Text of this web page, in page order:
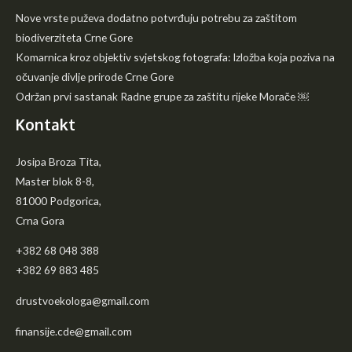
Nove vrste puževa dodatno potvrđuju potrebu za zaštitom
biodiverziteta Crne Gore
Komarnica kroz objektiv svjetskog fotografa: Izložba koja poziva na
očuvanje divlje prirode Crne Gore
Održan prvi sastanak Radne grupe za zaštitu rijeke Morače ￼
Kontakt
Josipa Broza Tita,
Master blok 8-8,
81000 Podgorica,
Crna Gora
+382 68 048 388
+382 69 883 485
drustvoekologa@gmail.com
finansije.cde@gmail.com